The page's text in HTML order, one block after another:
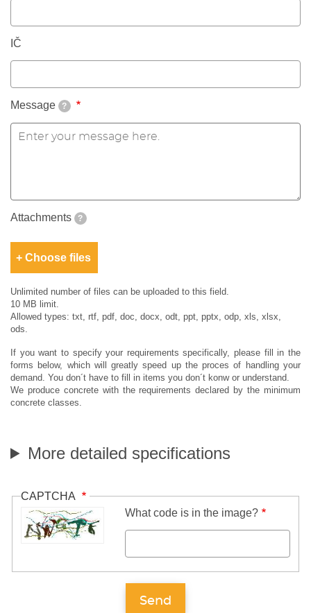
IČ
Message ?
Attachments ?
Choose files
Unlimited number of files can be uploaded to this field.
10 MB limit.
Allowed types: txt, rtf, pdf, doc, docx, odt, ppt, pptx, odp, xls, xlsx,
ods.
If you want to specify your requirements specifically, please fill in the
forms below, which will greatly speed up the proces of handling your
demand. You don´t have to fill in items you don´t konw or understand.
We produce concrete with the requirements declared by the minimum
concrete classes.
More detailed specifications
CAPTCHA
What code is in the image?